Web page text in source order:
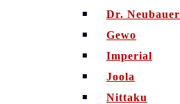
Dr. Neubauer
Gewo
Imperial
Joola
Nittaku